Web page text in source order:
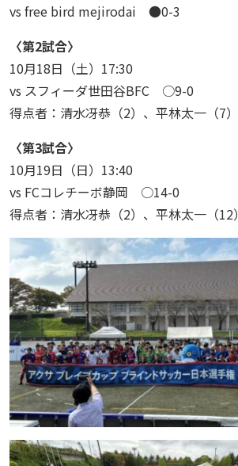
vs free bird mejirodai ●0-3
〈第2試合〉
10月18日（土）17:30
vs スフィーダ世田谷BFC ○9-0
得点者：清水冴恭（2）、平林太一（7）
〈第3試合〉
10月19日（日）13:40
vs FCコレチーボ静岡 ○14-0
得点者：清水冴恭（2）、平林太一（12）